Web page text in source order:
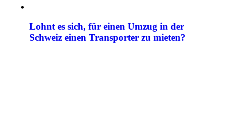
Lohnt es sich, für einen Umzug in der
Schweiz einen Transporter zu mieten?